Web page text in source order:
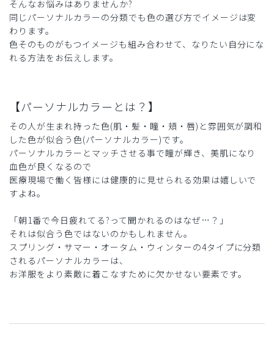
そんなお悩みはありませんか?
同じパーソナルカラーの分類でも色の選び方でイメージは変
わります。
色そのものがもつイメージも組み合わせて、なりたい自分にな
れる方法をお伝えします。
【パーソナルカラーとは？】
その人が生まれ持った色(肌・髪・瞳・頬・唇)と雰囲気が調和
した色が似合う色(パーソナルカラー)です。
パーソナルカラーとマッチさせる事で瞳が輝き、美肌になり
血色が良くなるので
医療現場で働く皆様には健康的に見せられる効果は嬉しいで
すよね。
「朝1番で今日疲れてる?って聞かれるのはなぜ…？」
それは似合う色ではないのかもしれません。
スプリング・サマー・オータム・ウィンターの4タイプに分類
されるパーソナルカラーは、
お洋服をより素敵に着こなすために欠かせない要素です。